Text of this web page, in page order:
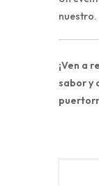
nuestro.
¡Ven a
sabor y